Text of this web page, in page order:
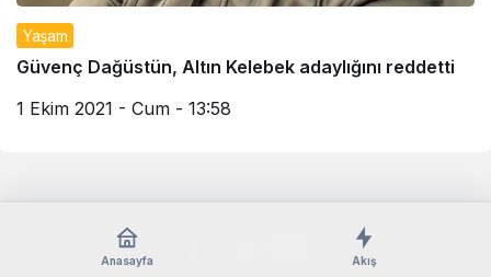
Yaşam
Güvenç Dağüstün, Altın Kelebek adaylığını reddetti
1 Ekim 2021 - Cum - 13:58
Anasayfa Akış